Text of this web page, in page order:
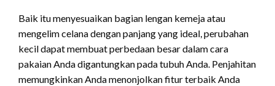
Baik itu menyesuaikan bagian lengan kemeja atau
mengelim celana dengan panjang yang ideal, perubahan
kecil dapat membuat perbedaan besar dalam cara
pakaian Anda digantungkan pada tubuh Anda. Penjahitan
memungkinkan Anda menonjolkan fitur terbaik Anda